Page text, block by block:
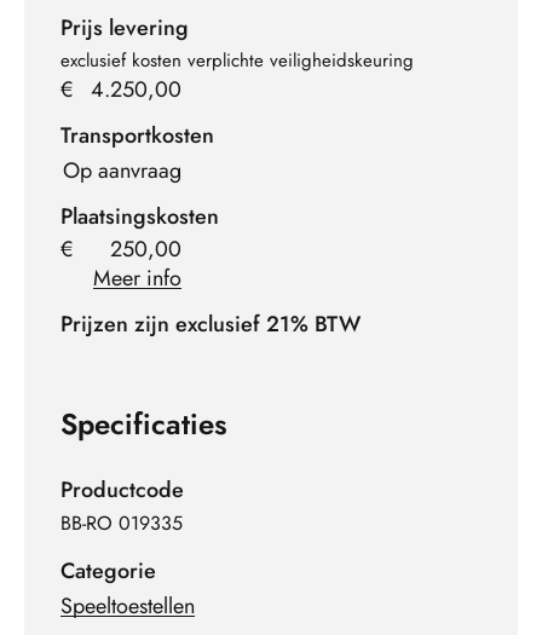
Prijs levering
exclusief kosten verplichte veiligheidskeuring
€ 4.250,00
Transportkosten
Op aanvraag
Plaatsingskosten
€
250,00
Meer info
Prijzen zijn exclusief 21% BTW
Specificaties
Productcode
BB-RO 019335
Categorie
Speeltoestellen